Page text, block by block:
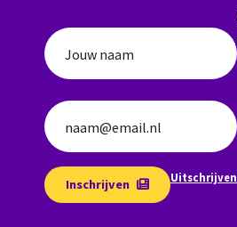
Jouw naam
naam@email.nl
Inschrijven Uitschrijven